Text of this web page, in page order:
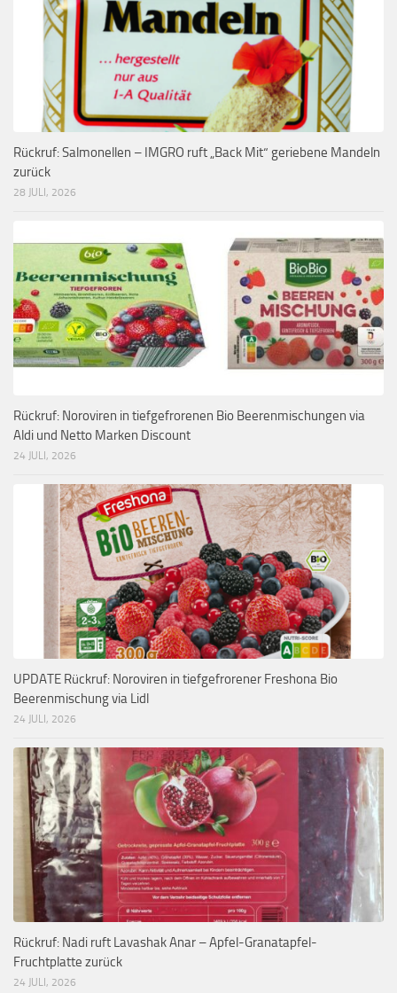
Rückruf: Salmonellen – IMGRO ruft „Back Mit“ geriebene Mandeln
zurück
28 JULI, 2026
Rückruf: Noroviren in tiefgefrorenen Bio Beerenmischungen via
Aldi und Netto Marken Discount
24 JULI, 2026
UPDATE Rückruf: Noroviren in tiefgefrorener Freshona Bio
Beerenmischung via Lidl
24 JULI, 2026
Rückruf: Nadi ruft Lavashak Anar – Apfel-Granatapfel-
Fruchtplatte zurück
24 JULI, 2026